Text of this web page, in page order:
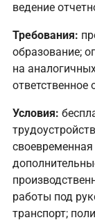
ведение
Требования:
образование;
на
ответственное
Условия:
работы под
транспорт;